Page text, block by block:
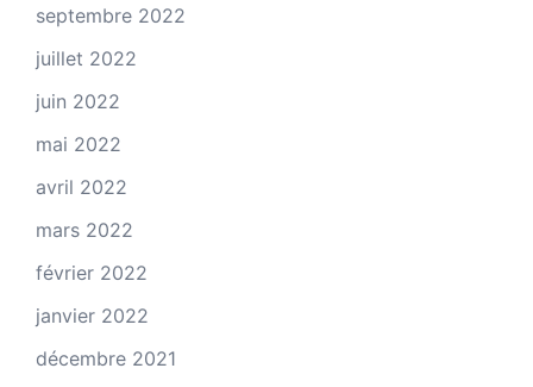
septembre 2022
juillet 2022
juin 2022
mai 2022
avril 2022
mars 2022
février 2022
janvier 2022
décembre 2021